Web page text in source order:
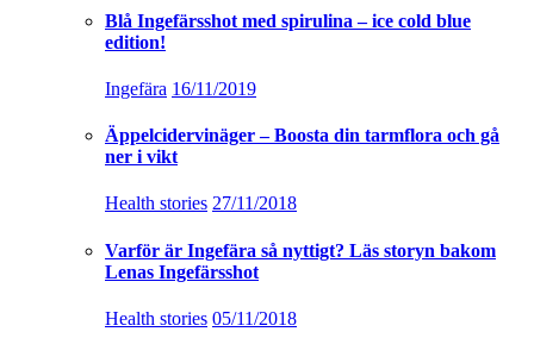
Blå Ingefärsshot med spirulina – ice cold blue
edition!
Ingefära 16/11/2019
Äppelcidervinäger – Boosta din tarmflora och gå
ner i vikt
Health stories 27/11/2018
Varför är Ingefära så nyttigt? Läs storyn bakom
Lenas Ingefärsshot
Health stories 05/11/2018